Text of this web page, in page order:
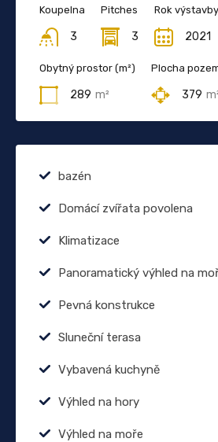
Koupelna
3
Pitches
3
Rok výstavby
2021
Obytný prostor (m²)
289 m²
Plocha
379
bazén
Domácí zvířata povolena
Klimatizace
Panoramatický výhled na
Pevná konstrukce
Sluneční terasa
Vybavená kuchyně
Výhled na hory
Výhled na moře